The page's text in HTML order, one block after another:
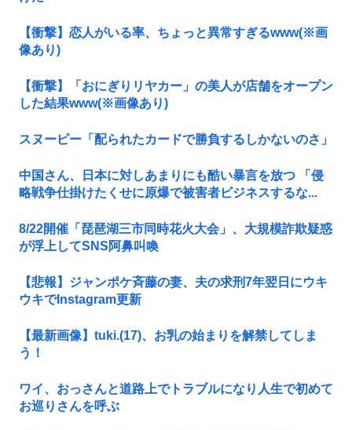
【衝撃】恋人がいる率、ちょっと異常すぎるwww(※画
像あり)
【衝撃】「おにぎりリヤカー」の美人が店舗をオープン
した結果www(※画像あり)
スヌーピー「配られたカードで勝負するしかないのさ」
中国さん、日本に対しあまりにも酷い暴言を放つ 「侵
略戦争仕掛けたくせに原爆で被害者ビジネスするな...
8/22開催「琵琶湖三市同時花火大会」、大規模詐欺疑惑
が浮上してSNS阿鼻叫喚
【悲報】ジャンポケ斉藤の妻、夫の求刑7年翌日にウキ
ウキでInstagram更新
【最新画像】tuki.(17)、お乳の始まりを解禁してしま
う！
ワイ、おっさんと道路上でトラブルになり人生で初めて
お巡りさんを呼ぶ